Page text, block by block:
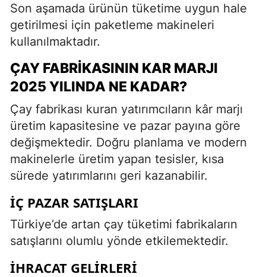
Son aşamada ürünün tüketime uygun hale
getirilmesi için paketleme makineleri
kullanılmaktadır.
ÇAY FABRIKASININ KAR MARJI
2025 YILINDA NE KADAR?
Çay fabrikası kuran yatırımcıların kâr marjı
üretim kapasitesine ve pazar payına göre
değişmektedir. Doğru planlama ve modern
makinelerle üretim yapan tesisler, kısa
sürede yatırımlarını geri kazanabilir.
İÇ PAZAR SATIŞLARI
Türkiye’de artan çay tüketimi fabrikaların
satışlarını olumlu yönde etkilemektedir.
İHRACAT GELIRLERI